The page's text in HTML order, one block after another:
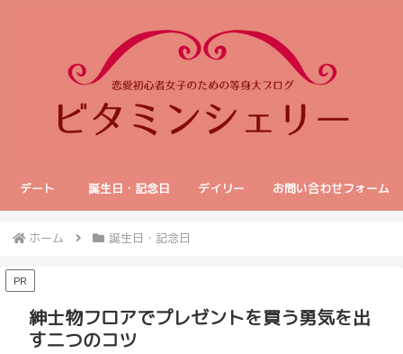
デート 誕生日・記念日 デイリー お問い合わせフォーム
ホーム 誕生日・記念日
PR
紳士物フロアでプレゼントを買う勇気を出
す二つのコツ